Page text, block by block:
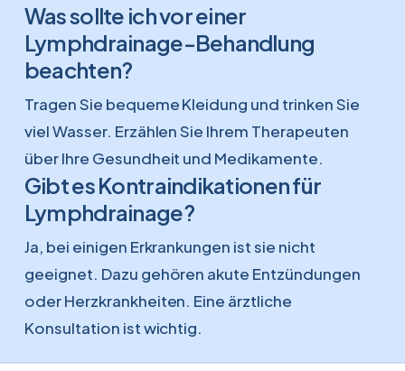
Was sollte ich vor einer
Lymphdrainage-Behandlung
beachten?
Tragen Sie bequeme Kleidung und trinken Sie
viel Wasser. Erzählen Sie Ihrem Therapeuten
über Ihre Gesundheit und Medikamente.
Gibt es Kontraindikationen für
Lymphdrainage?
Ja, bei einigen Erkrankungen ist sie nicht
geeignet. Dazu gehören akute Entzündungen
oder Herzkrankheiten. Eine ärztliche
Konsultation ist wichtig.